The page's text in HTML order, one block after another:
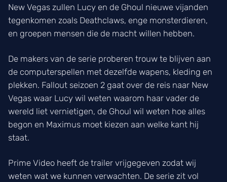
New Vegas zullen Lucy en de Ghoul nieuwe vijanden
tegenkomen zoals Deathclaws, enge monsterdieren,
en groepen mensen die de macht willen hebben.
De makers van de serie proberen trouw te blijven aan
de computerspellen met dezelfde wapens, kleding en
plekken. Fallout seizoen 2 gaat over de reis naar New
Vegas waar Lucy wil weten waarom haar vader de
wereld liet vernietigen, de Ghoul wil weten hoe alles
begon en Maximus moet kiezen aan welke kant hij
staat.
Prime Video heeft de trailer vrijgegeven zodat wij
weten wat we kunnen verwachten. De serie zit vol